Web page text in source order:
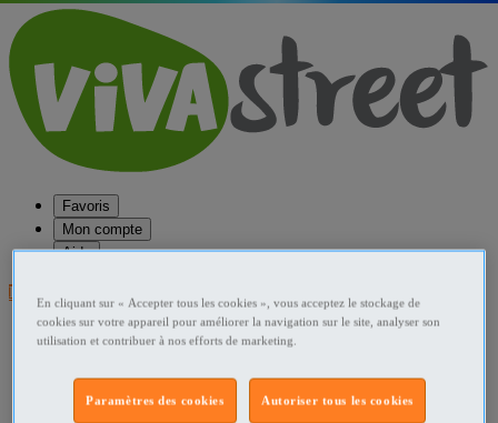
Favoris
Mon compte
Aide
Publier une annonce
Favoris
Publier une annonce
Accueil
En cliquant sur « Accepter tous les cookies », vous acceptez le stockage de
cookies sur votre appareil pour améliorer la navigation sur le site, analyser son
utilisation et contribuer à nos efforts de marketing.
Autoriser tous les cookies
Paramètres des cookies